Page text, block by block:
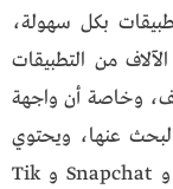
بكل سهولة،
من التطبيقات
وخاصة أن واجهة
عنها، ويحتوي
على العديد من التطبيقات مثل WhatsApp و Snapchat و Tik